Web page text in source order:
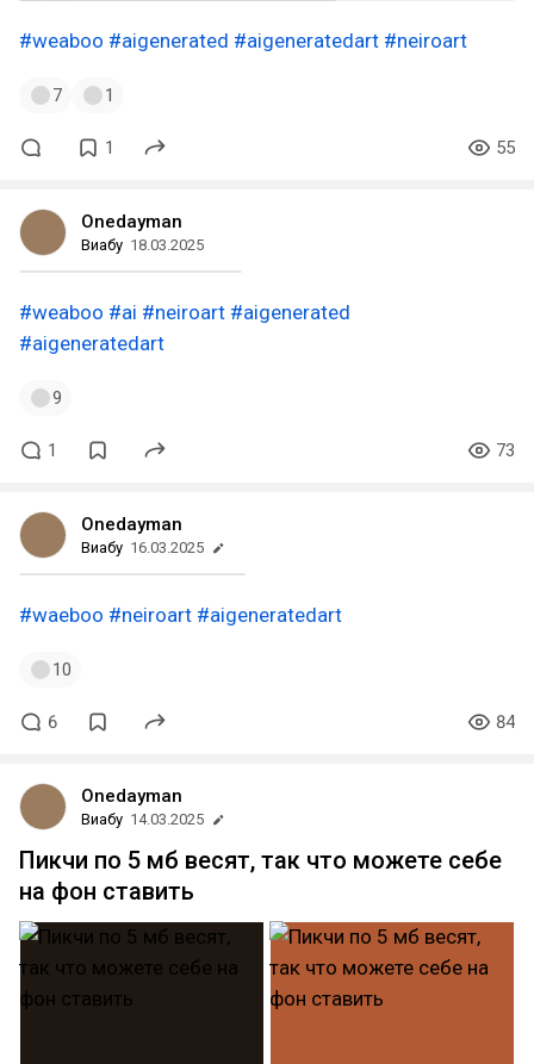
#weaboo #aigenerated #aigeneratedart #neiroart
7 1
1 55
Onedayman
Виабу 18.03.2025
#weaboo #ai #neiroart #aigenerated
#aigeneratedart
9
1 73
Onedayman
Виабу 16.03.2025
#waeboo #neiroart #aigeneratedart
10
6 84
Onedayman
Виабу 14.03.2025
Пикчи по 5 мб весят, так что можете себе
на фон ставить